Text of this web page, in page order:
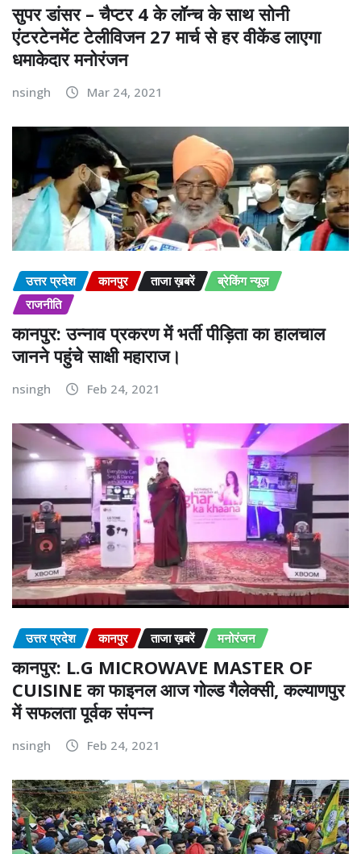
सुपर डांसर – चैप्टर 4 के लॉन्च के साथ सोनी
एंटरटेनमेंट टेलीविजन 27 मार्च से हर वीकेंड लाएगा
धमाकेदार मनोरंजन
nsingh Mar 24, 2021
उत्तर प्रदेश कानपुर ताजा ख़बरें
ब्रेकिंग न्यूज़
राजनीति
कानपुर: उन्नाव प्रकरण में भर्ती पीड़िता का हालचाल
जानने पहुंचे साक्षी महाराज।
nsingh Feb 24, 2021
उत्तर प्रदेश कानपुर ताजा ख़बरें मनोरंजन
कानपुर: L.G MICROWAVE MASTER OF
CUISINE का फाइनल आज गोल्ड गैलेक्सी, कल्याणपुर
में सफलता पूर्वक संपन्न
nsingh Feb 24, 2021